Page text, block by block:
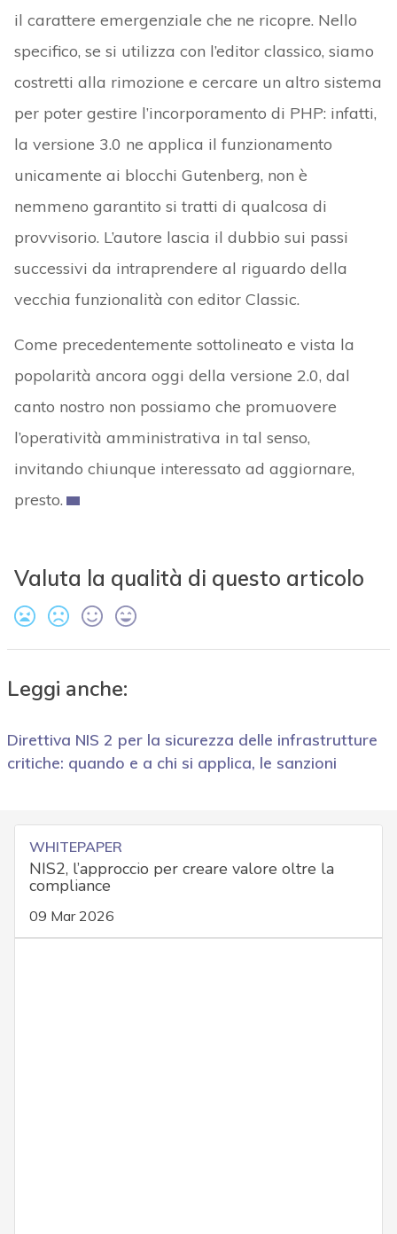
il carattere emergenziale che ne ricopre. Nello
specifico, se si utilizza con l’editor classico, siamo
costretti alla rimozione e cercare un altro sistema
per poter gestire l’incorporamento di PHP: infatti,
la versione 3.0 ne applica il funzionamento
unicamente ai blocchi Gutenberg, non è
nemmeno garantito si tratti di qualcosa di
provvisorio. L’autore lascia il dubbio sui passi
successivi da intraprendere al riguardo della
vecchia funzionalità con editor Classic.
Come precedentemente sottolineato e vista la
popolarità ancora oggi della versione 2.0, dal
canto nostro non possiamo che promuovere
l’operatività amministrativa in tal senso,
invitando chiunque interessato ad aggiornare,
presto.
Valuta la qualità di questo articolo
Leggi anche:
Direttiva NIS 2 per la sicurezza delle infrastrutture
critiche: quando e a chi si applica, le sanzioni
WHITEPAPER
NIS2, l’approccio per creare valore oltre la
compliance
09 Mar 2026